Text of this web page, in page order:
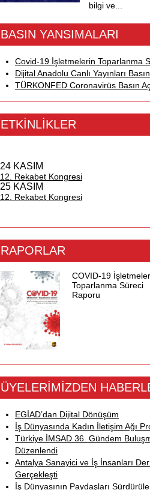
bilgi ve...
BASIN YANSIMALARI
Covid-19 İşletmelerin Toparlanma
Dijital Anadolu Canlı Yayınları
TÜRKONFED Coronavirüs Basın
ETKİNLİKLER
24 KASIM
12. Rekabet Kongresi
25 KASIM
12. Rekabet Kongresi
RAPORLAR
COVID-19
Toparlanma Süreci
Raporu
ÜYELERİMİZDEN
EGİAD’dan Dijital Dönüşüm
İş Dünyasında Kadın İletişim Ağı
Türkiye İMSAD 36. Gündem
Düzenlendi
Antalya Sanayici ve İş İnsanları
Gerçekleşti
İş Dünyasının Paydaşları